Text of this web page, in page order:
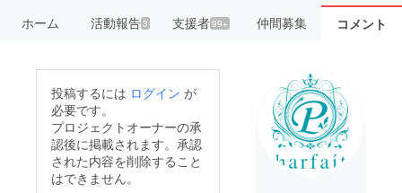
ホーム 活動報告3 支援者99+ 仲間募集 コメント
投稿するには ログイン が
必要です。
プロジェクトオーナーの承
認後に掲載されます。承認
された内容を削除すること
はできません。